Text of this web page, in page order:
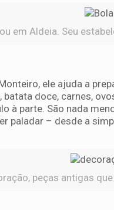
em Aldeia. Seu
ele ajuda a
batata doce, carnes,
à parte. São nada
paladar – desde a
peças antigas